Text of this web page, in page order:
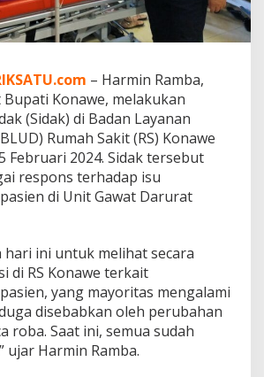
P
J
B
p
a
t
i
T
a
n
g
p
M
e
m
b
l
u
– Harmin Ramba,
Konawe, melakukan
(Sidak) di Badan Layanan
Rumah Sakit (RS) Konawe
Februari 2024. Sidak tersebut
respons terhadap isu
di Unit Gawat Darurat
hari ini untuk melihat secara
di RS Konawe terkait
yang mayoritas mengalami
disebabkan oleh perubahan
roba. Saat ini, semua sudah
Harmin Ramba.